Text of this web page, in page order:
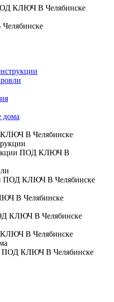
КЛЮЧ В Челябинске
дома
В Челябинске
ПОД КЛЮЧ В
ПОД КЛЮЧ В Челябинске
В Челябинске
КЛЮЧ В Челябинске
В Челябинске
ПОД КЛЮЧ В Челябинске